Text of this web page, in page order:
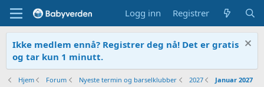
Logg inn Registrer
Ikke medlem ennå? Registrer deg nå! Det er gratis
og tar kun 1 minutt.
Hjem Forum Nyeste termin og barselklubber 2027 Januar 2027